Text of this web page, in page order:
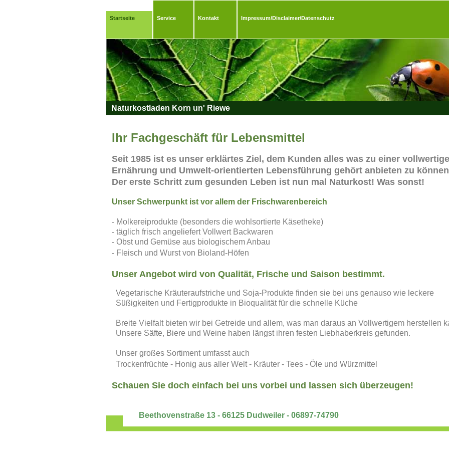
Startseite Service Kontakt Impressum/Disclaimer/Datenschutz
Naturkostladen Korn un' Riewe
Ihr Fachgeschäft für Lebensmittel
Seit 1985 ist es unser erklärtes Ziel, dem Kunden alles was zu einer
Ernährung und Umwelt-orientierten Lebensführung gehört anbieten zu
Der erste Schritt zum gesunden Leben ist nun mal Naturkost! Was sonst!
Unser Schwerpunkt ist vor allem der Frischwarenbereich
- Molkereiprodukte (besonders die wohlsortierte Käsetheke)
- täglich frisch angeliefertVollwert Backwaren
- Obst und Gemüse aus biologischem Anbau
- Fleisch und Wurst von Bioland-Höfen
Unser Angebot wird von Qualität, Frische und Saison bestimmt.
Vegetarische Kräuteraufstriche und Soja-Produkte finden sie bei uns genauso wie leckere
Süßigkeiten und Fertigprodukte in Bioqualität für die schnelle Küche
Breite Vielfalt bieten wir bei Getreide und allem, was man daraus an Vollwertigem herstellen
Unsere Säfte, Biere und Weine haben längst ihren festen Liebhaberkreis gefunden.
Unser großes Sortiment umfasst auch
Trockenfrüchte - Honig aus aller Welt - Kräuter - Tees - Öle und Würzmittel
Schauen Sie doch einfach bei uns vorbei und lassen sich überzeugen!
Beethovenstraße 13 - 66125 Dudweiler - 06897-74790